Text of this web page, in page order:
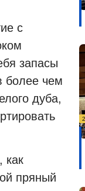
с
запасы
более чем
дуба,
как
пряный